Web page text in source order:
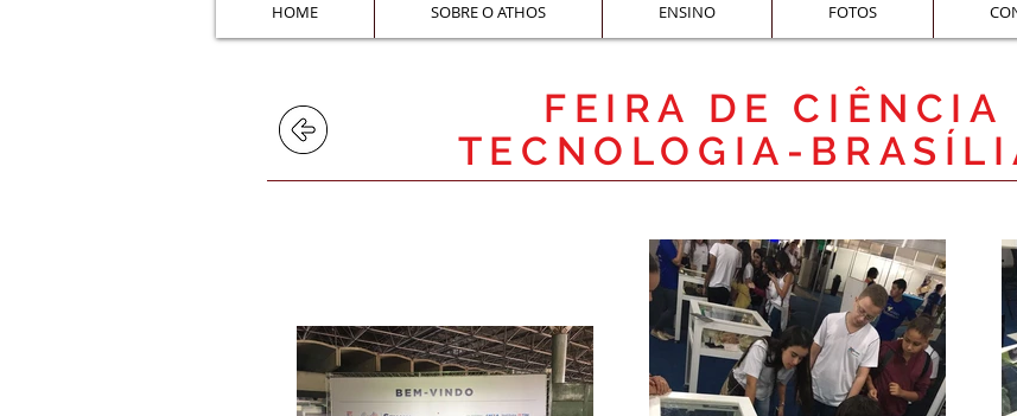
HOME SOBRE O ATHOS ENSINO FOTOS
FEIRA DE CIÊNCIA
TECNOLOGIA-